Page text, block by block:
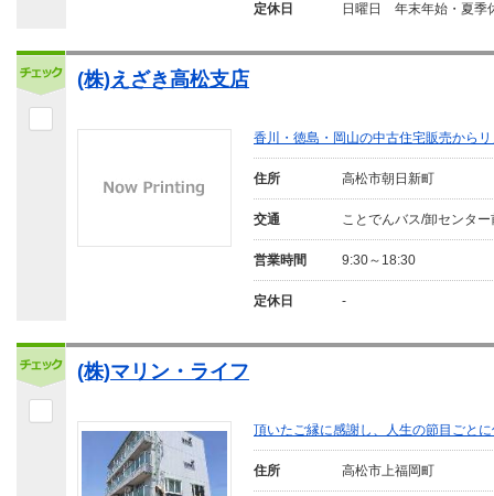
定休日 日曜日 年末年始・夏季
(株)えざき高松支店
香川・徳島・岡山の中古住宅販売から
住所 高松市朝日新町
交通 ことでんバス/卸センタ
営業時間 9:30～18:30
定休日 -
(株)マリン・ライフ
頂いたご縁に感謝し、人生の節目ごと
住所 高松市上福岡町